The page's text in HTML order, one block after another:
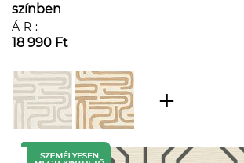
színben
ÁR:
18 990 Ft